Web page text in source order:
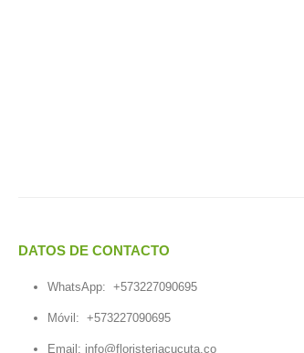
DATOS DE CONTACTO
WhatsApp: +573227090695
Móvil: +573227090695
Email: info@floristeriacucuta.co